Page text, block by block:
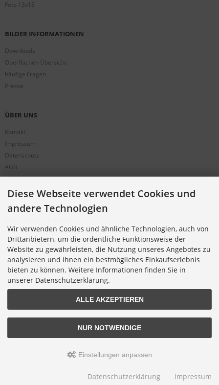
Foto 13x18
BILDER INFORMATIONEN
Downloads
Oberflächen Übersicht
häufige Fragen
Presse
ÜBER UNS
Kontakt
Impressum
Datenschutz
AGB
Partnerprogramm
Cookie Einstellungen
Versandkosten
Alternative Bestellwege
Sicher Einkaufen
Widerrufsrecht
Muster-Widerrufsformular
Alle Preise inkl. gesetzl. MwSt. zzgl.
© 2026 Digitalfotoversand.de • Alle Rechte vorbehalten
Webdesign
Diese Webseite verwendet Cookies und
andere Technologien
Wir verwenden Cookies und ähnliche Technologien, auch von
Drittanbietern, um die ordentliche Funktionsweise der
Website zu gewährleisten, die Nutzung unseres Angebotes zu
analysieren und Ihnen ein bestmögliches Einkaufserlebnis
bieten zu können. Weitere Informationen finden Sie in
unserer Datenschutzerklärung.
ALLE AKZEPTIEREN
NUR NOTWENDIGE
Einstellungen anpassen
Datenschutzerklärung Impressum